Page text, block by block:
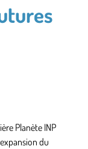
Planète INP
du